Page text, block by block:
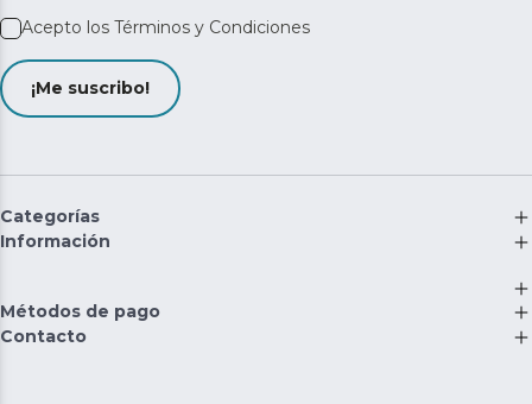
Acepto los Términos y Condiciones
¡Me suscribo!
Categorías
Información
Métodos de pago
Contacto